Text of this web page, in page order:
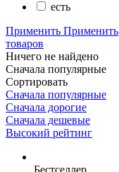
есть
Применить Применить
товаров
Ничего не найдено
Сначала популярные
Сортировать
Сначала популярные
Сначала дорогие
Сначала дешевые
Высокий рейтинг
Бестселлер